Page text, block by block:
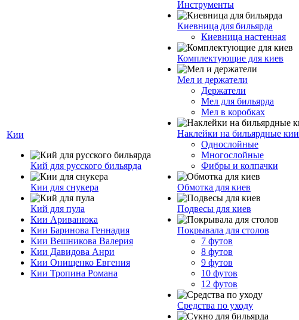
Кии
Кий для русского бильярда
Кии для снукера
Кий для пула
Кии Ариванюка
Кии Баринова Геннадия
Кии Вешникова Валерия
Кии Давидова Анри
Кии Онищенко Евгения
Кии Тропина Романа
Инструменты
Киевница для бильярда
Киевница настенная
Комплектующие для киев
Мел и держатели
Держатели
Мел для бильярда
Мел в коробках
Наклейки на бильярдные кии
Однослойные
Многослойные
Фибры и колпачки
Обмотка для киев
Подвесы для киев
Покрывала для столов
7 футов
8 футов
9 футов
10 футов
12 футов
Средства по уходу